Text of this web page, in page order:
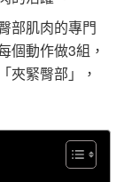
部肌肉的專門
個動作做3組，
夾緊臀部」，